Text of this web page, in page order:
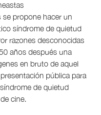
propone hacer un
síndrome de quietud
razones desconocidas
años después una
en bruto de aquel
pública para
de quietud
cine.